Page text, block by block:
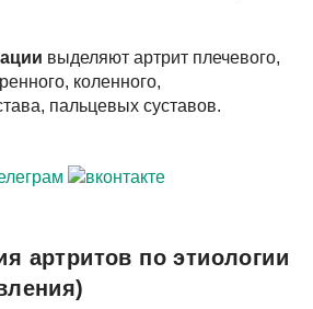
выделяют артрит плечевого,
коленного,
пальцевых суставов.
артритов по этиологии